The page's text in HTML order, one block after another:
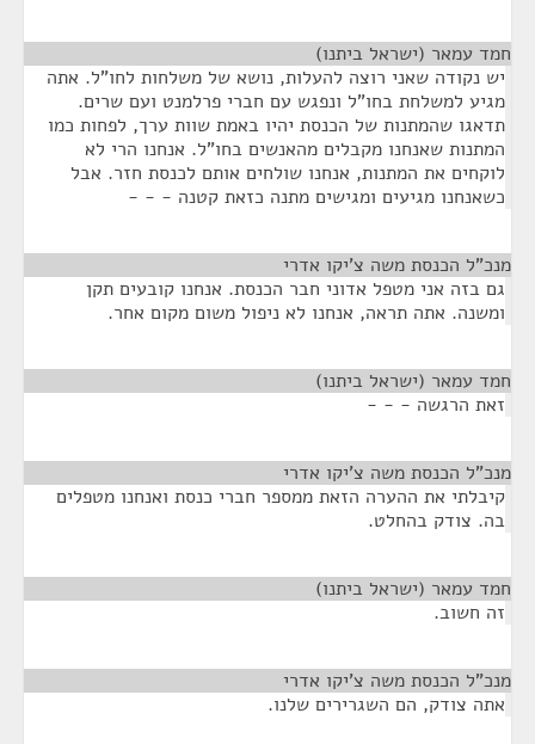
חמד עמאר (ישראל ביתנו)
יש נקודה שאני רוצה להעלות, נושא של משלחות לחו"ל. אתה
מגיע למשלחת בחו"ל ונפגש עם חברי פרלמנט ועם שרים.
תדאגו שהמתנות של הכנסת יהיו באמת שוות ערך, לפחות כמו
המתנות שאנחנו מקבלים מהאנשים בחו"ל. אנחנו הרי לא
לוקחים את המתנות, אנחנו שולחים אותם לכנסת חזר. אבל
כשאנחנו מגיעים ומגישים מתנה כזאת קטנה - - -
מנכ”ל הכנסת משה צ’יקו אדרי
גם בזה אני מטפל אדוני חבר הכנסת. אנחנו קובעים תקן
ומשנה. אתה תראה, אנחנו לא ניפול משום מקום אחר.
חמד עמאר (ישראל ביתנו)
זאת הרגשה - - -
מנכ”ל הכנסת משה צ’יקו אדרי
קיבלתי את ההערה הזאת ממספר חברי כנסת ואנחנו מטפלים
בה. צודק בהחלט.
חמד עמאר (ישראל ביתנו)
זה חשוב.
מנכ”ל הכנסת משה צ’יקו אדרי
אתה צודק, הם השגרירים שלנו.